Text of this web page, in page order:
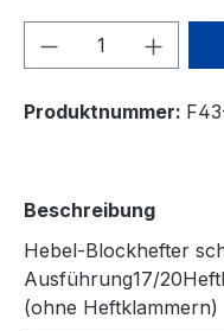
Produkt
Produktnummer:
Beschreibung
Hebel-Blockhefter
Ausführung17/
(ohne Heftklammern)